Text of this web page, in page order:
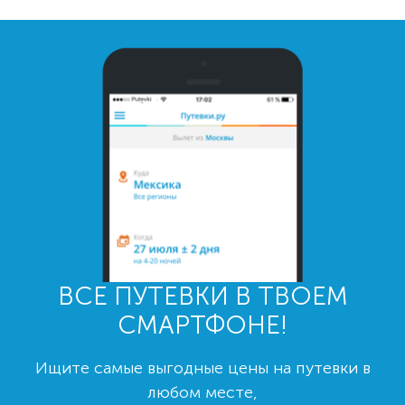
ВСЕ ПУТЕВКИ В ТВОЕМ
СМАРТФОНЕ!
Ищите самые выгодные цены на путевки в
любом месте,